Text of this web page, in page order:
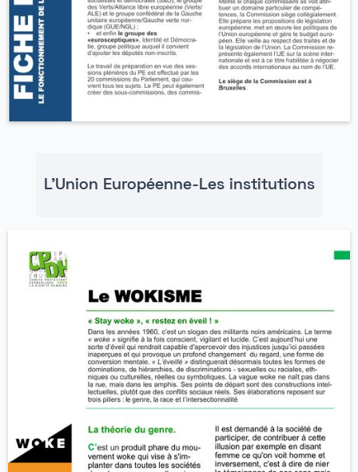
L'Union Européenne-Les institutions